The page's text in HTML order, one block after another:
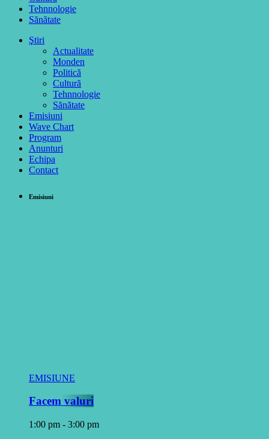
Tehnnologie
Sănătate
Ştiri
Actualitate
Monden
Politică
Cultură
Tehnnologie
Sănătate
Emisiuni
Wave Chart
Program
Anunturi
Echipa
Contact
Emisiuni
EMISIUNE
Facem valuri
1:00 pm - 3:00 pm